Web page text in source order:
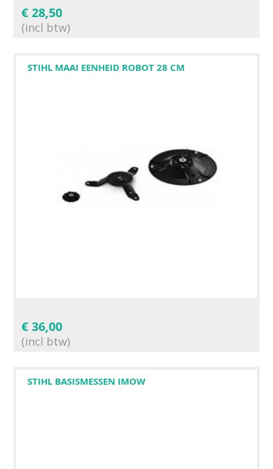
€ 28,50
(incl btw)
STIHL MAAI EENHEID ROBOT 28 CM
€ 36,00
(incl btw)
STIHL BASISMESSEN IMOW